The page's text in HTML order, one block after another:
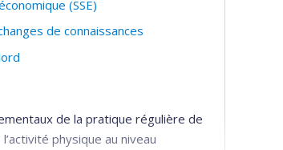
(SSE)
de connaissances
de la pratique régulière de
physique au niveau